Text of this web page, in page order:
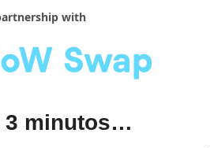
with
3 minutos…